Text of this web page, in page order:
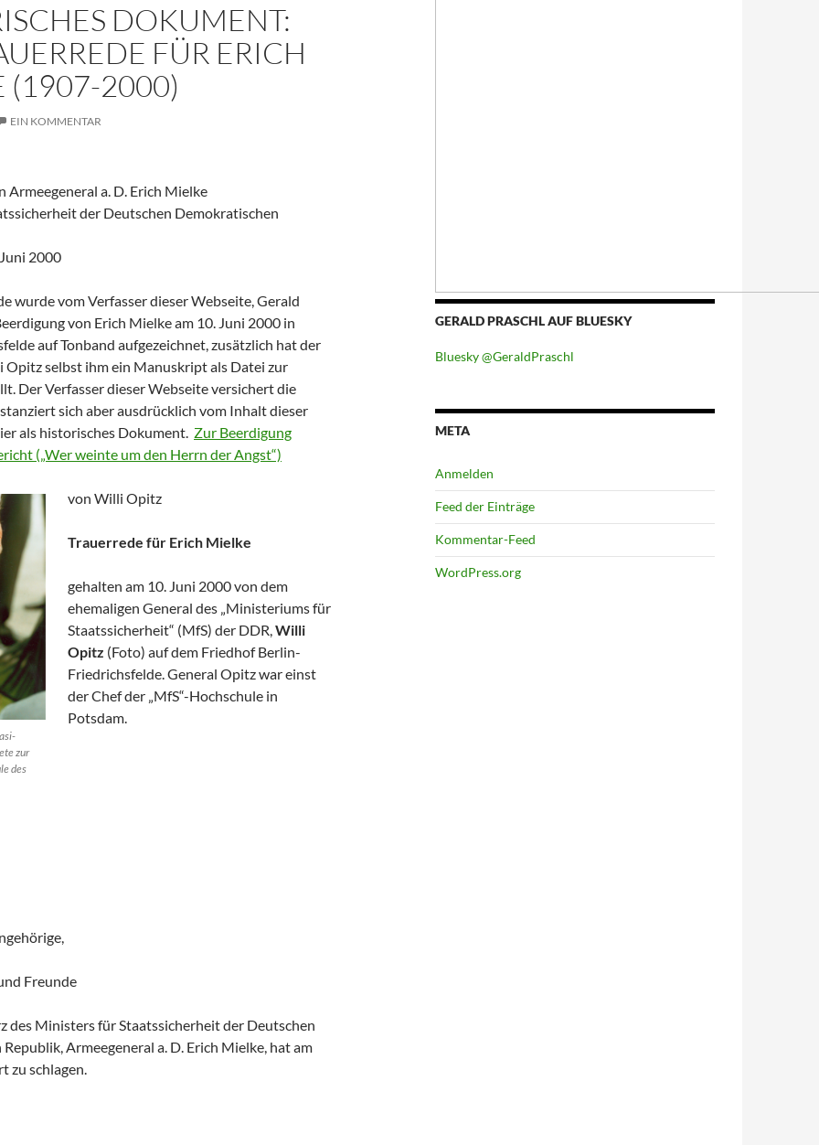
DOKUMENT:
FÜR ERICH
(1907-2000)
EIN KOMMENTAR
Armeegeneral a. D. Erich Mielke
der Deutschen Demokratischen
2000
wurde vom Verfasser dieser Webseite, Gerald
von Erich Mielke am 10. Juni 2000 in
auf Tonband aufgezeichnet, zusätzlich hat der
selbst ihm ein Manuskript als Datei zur
Der Verfasser dieser Webseite versichert die
sich aber ausdrücklich vom Inhalt dieser
als historisches Dokument. Zur Beerdigung
(„Wer weinte um den Herrn der Angst“)
zur
des
von Willi Opitz
Trauerrede für Erich Mielke
gehalten am 10. Juni 2000 von dem
ehemaligen General des „Ministeriums für
Staatssicherheit“ (MfS) der DDR,Willi
Opitz (Foto) auf dem Friedhof Berlin-
Friedrichsfelde. General Opitz war einst
der Chef der „MfS“-Hochschule in
Potsdam.
Freunde
des Ministers für Staatssicherheit der Deutschen
Armeegeneral a. D. Erich Mielke, hat am
zu schlagen.
Die Trauerrede für Erich Mielke (1907-2000)
GERALD PRASCHL AUF BLUESKY
Bluesky @GeraldPraschl
META
Anmelden
Feed der Einträge
Kommentar-Feed
WordPress.org